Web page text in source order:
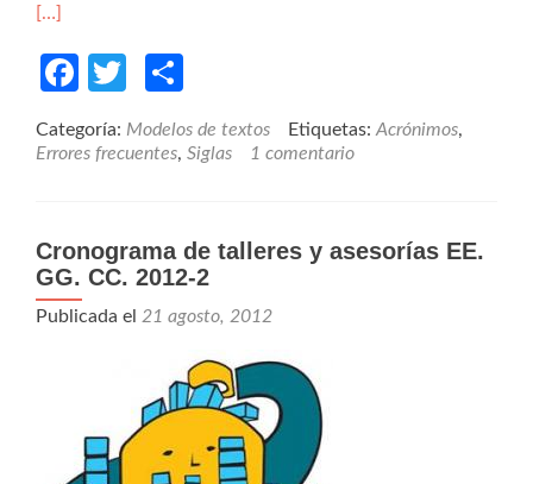
[…]
Facebook
Twitter
Categoría: Modelos de textos Etiquetas: Acrónimos,
Errores frecuentes, Siglas 1 comentario
Cronograma de talleres y asesorías EE.
GG. CC. 2012-2
Publicada el 21 agosto, 2012